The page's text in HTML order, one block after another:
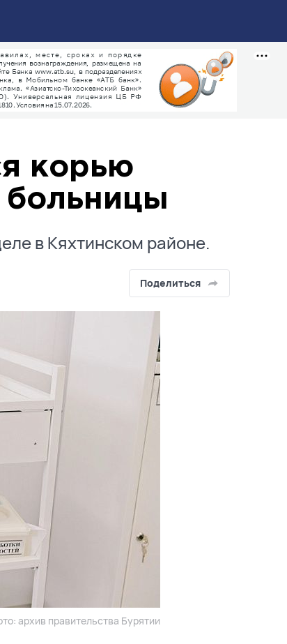
корью
больницы
в Кяхтинском районе.
Поделиться
архив правительства Бурятии